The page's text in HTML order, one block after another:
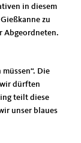
in diesem
zu
Abgeordneten.
Die
dürften
teilt diese
unser blaues